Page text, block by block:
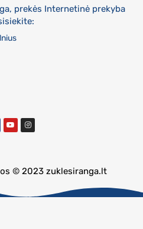
prekės Internetinė prekyba
© 2023 zuklesiranga.lt